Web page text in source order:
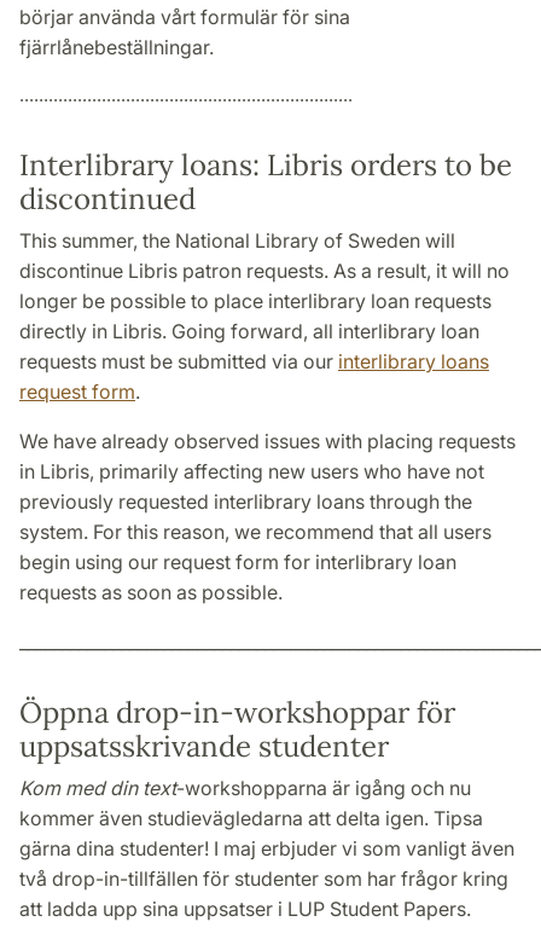
börjar använda vårt formulär för sina
fjärrlånebeställningar.
.....................................................................
Interlibrary loans: Libris orders to be
discontinued
This summer, the National Library of Sweden will
discontinue Libris patron requests. As a result, it will no
longer be possible to place interlibrary loan requests
directly in Libris. Going forward, all interlibrary loan
requests must be submitted via our interlibrary loans
request form.
We have already observed issues with placing requests
in Libris, primarily affecting new users who have not
previously requested interlibrary loans through the
system. For this reason, we recommend that all users
begin using our request form for interlibrary loan
requests as soon as possible.
Öppna drop-in-workshoppar för
uppsatsskrivande studenter
Kom med din text-workshopparna är igång och nu
kommer även studievägledarna att delta igen. Tipsa
gärna dina studenter! I maj erbjuder vi som vanligt även
två drop-in-tillfällen för studenter som har frågor kring
att ladda upp sina uppsatser i LUP Student Papers.